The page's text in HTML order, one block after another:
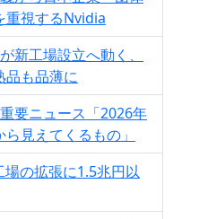
重視するNvidia
新工場設立へ動く、
品も品薄に
要ニュース「2026年
見えてくるもの」
の拡張に1.5兆円以